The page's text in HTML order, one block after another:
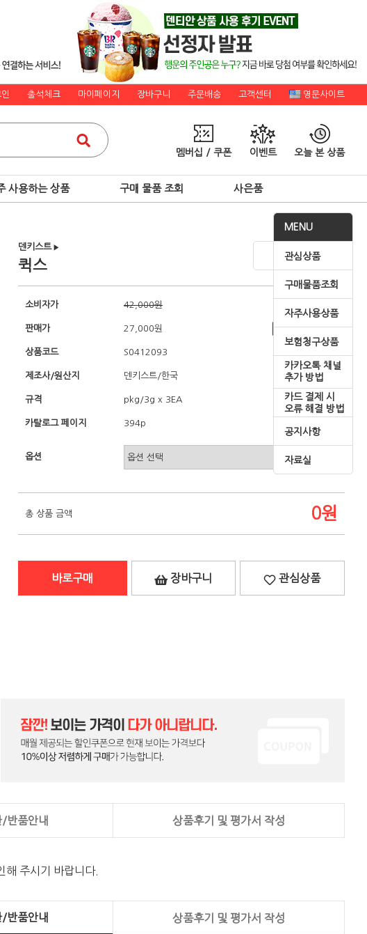
출석체크 마이페이지 장바구니 주문배송 고객센터 영문사이트
멤버십 / 쿠폰 이벤트 오늘 본 상품
사용하는 상품 구매 물품 조회 사은품
MENU
관심상품
구매물품조회
자주사용상품
보험청구상품
카카오톡 채널
추가 방법
카드 결제 시
오류 해결 방법
공지사항
자료실
덴키스트 ▶
퀵스
소비자가 42,000원
판매가 27,000원 쇼핑혜택
상품코드 S0412093
제조사/원산지 덴키스트/한국
규격 pkg/3g x 3EA
카탈로그 페이지 394p
옵션
총 상품 금액 0원
바로구매 장바구니 관심상품
반품안내 상품후기 및 평가서 작성
해 주시기 바랍니다.
반품안내 상품후기 및 평가서 작성